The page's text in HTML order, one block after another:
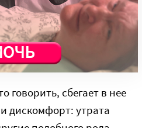
же можно
добьется большего!
говорить, сбегает в нее
дискомфорт: утрата